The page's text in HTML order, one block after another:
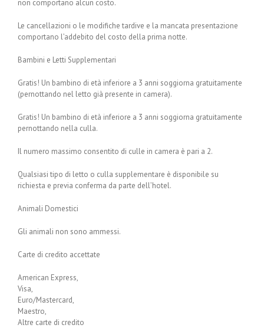
non comportano alcun costo.
Le cancellazioni o le modifiche tardive e la mancata presentazione
comportano l’addebito del costo della prima notte.
Bambini e Letti Supplementari
Gratis! Un bambino di età inferiore a 3 anni soggiorna gratuitamente
(pernottando nel letto già presente in camera).
Gratis! Un bambino di età inferiore a 3 anni soggiorna gratuitamente
pernottando nella culla.
Il numero massimo consentito di culle in camera è pari a 2.
Qualsiasi tipo di letto o culla supplementare è disponibile su
richiesta e previa conferma da parte dell’hotel.
Animali Domestici
Gli animali non sono ammessi.
Carte di credito accettate
American Express,
Visa,
Euro/Mastercard,
Maestro,
Altre carte di credito